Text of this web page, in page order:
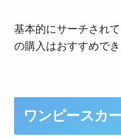
基本的にサーチされ
の購入はおすすめでき
ワンピースカ